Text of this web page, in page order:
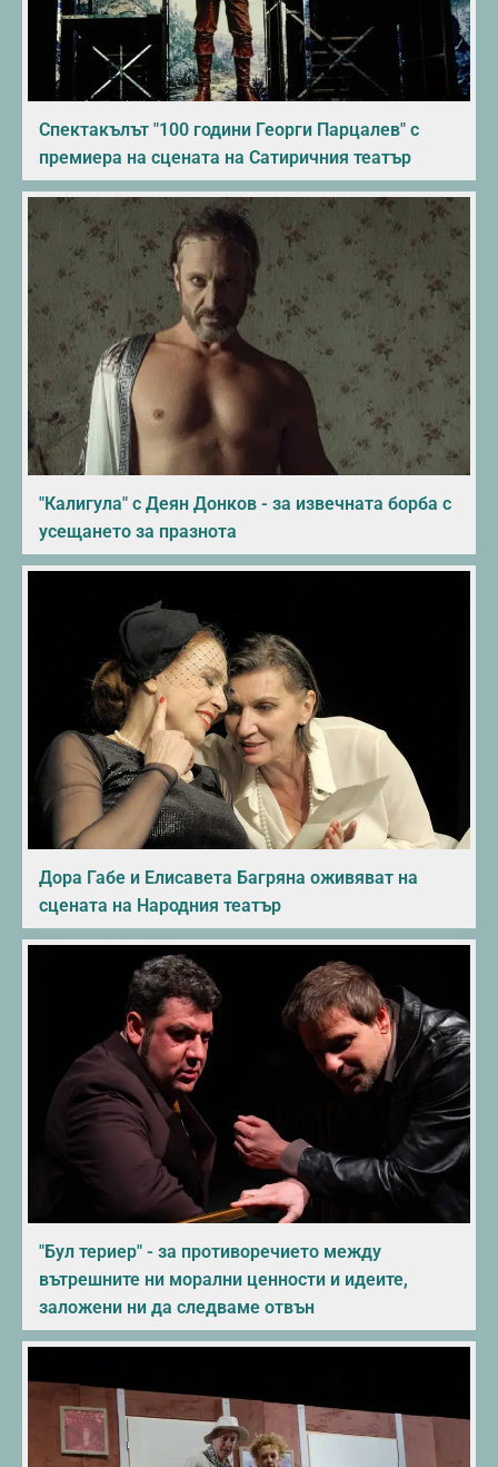
Спектакълът "100 години Георги Парцалев" с
премиера на сцената на Сатиричния театър
"Калигула" с Деян Донков - за извечната борба с
усещането за празнота
Дора Габе и Елисавета Багряна оживяват на
сцената на Народния театър
"Бул териер" - за противоречието между
вътрешните ни морални ценности и идеите,
заложени ни да следваме отвън